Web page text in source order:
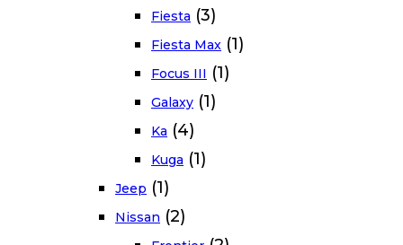
Fiesta (3)
Fiesta Max (1)
Focus III (1)
Galaxy (1)
Ka (4)
Kuga (1)
Jeep (1)
Nissan (2)